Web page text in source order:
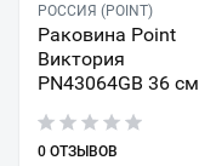
РОССИЯ (POINT)
Раковина Point
Виктория
PN43064GB 36 см
0 ОТЗЫВОВ